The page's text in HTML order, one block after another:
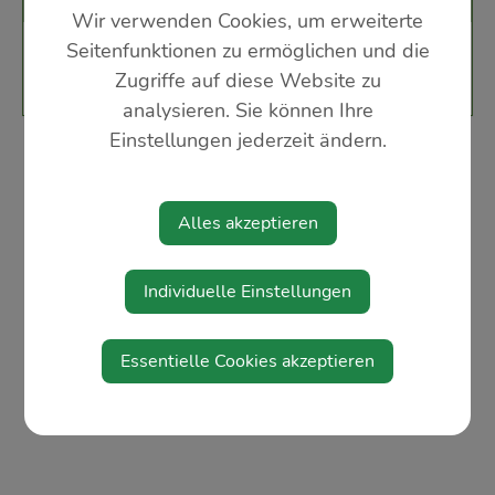
UFC St. Peter
www.ufc-stpeter.at
Wir verwenden Cookies, um erweiterte
Seitenfunktionen zu ermöglichen und die
Zugriffe auf diese Website zu
analysieren. Sie können Ihre
Einstellungen jederzeit ändern.
Alles akzeptieren
Individuelle Einstellungen
Essentielle Cookies akzeptieren